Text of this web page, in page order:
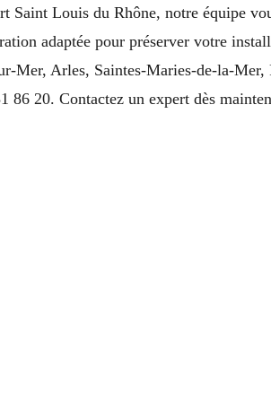
Saint Louis du Rhône, notre équipe
adaptée pour préserver votre
Mer, Arles, Saintes-Maries-de-la-
86 20. Contactez un expert dès